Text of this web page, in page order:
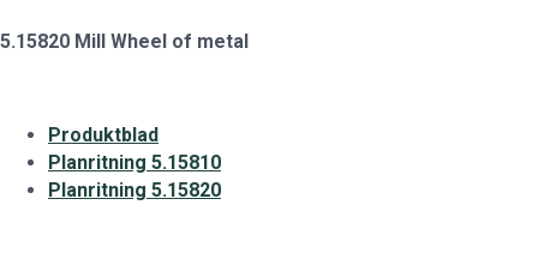
5.15820 Mill Wheel of metal
Produktblad
Planritning 5.15810
Planritning 5.15820